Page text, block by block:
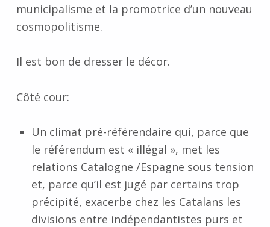
municipalisme et la promotrice d’un nouveau
cosmopolitisme.
Il est bon de dresser le décor.
Côté cour:
Un climat pré-référendaire qui, parce que
le référendum est « illégal », met les
relations Catalogne /Espagne sous tension
et, parce qu’il est jugé par certains trop
précipité, exacerbe chez les Catalans les
divisions entre indépendantistes purs et